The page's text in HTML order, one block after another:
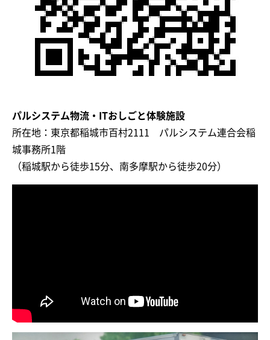
パルシステム物流・ITおしごと体験施設
所在地：東京都稲城市百村2111 パルシステム連合会稲
城事務所1階
（稲城駅から徒歩15分、南多摩駅から徒歩20分）